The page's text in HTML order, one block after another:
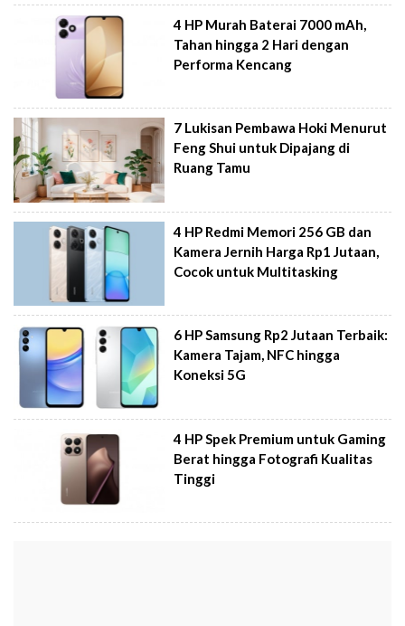
4 HP Murah Baterai 7000 mAh,
Tahan hingga 2 Hari dengan
Performa Kencang
7 Lukisan Pembawa Hoki Menurut
Feng Shui untuk Dipajang di
Ruang Tamu
4 HP Redmi Memori 256 GB dan
Kamera Jernih Harga Rp1 Jutaan,
Cocok untuk Multitasking
6 HP Samsung Rp2 Jutaan Terbaik:
Kamera Tajam, NFC hingga
Koneksi 5G
4 HP Spek Premium untuk Gaming
Berat hingga Fotografi Kualitas
Tinggi